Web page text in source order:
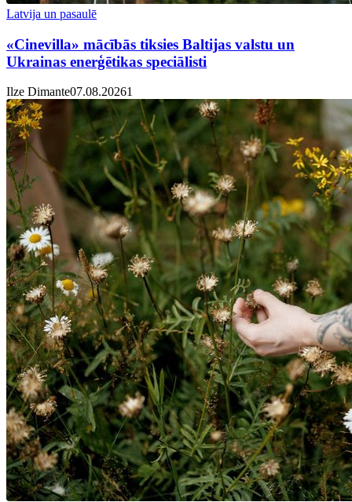
Latvija un pasaulē
«Cinevilla» mācībās tiksies Baltijas valstu un
Ukrainas enerģētikas speciālisti
Ilze Dimante07.08.20261